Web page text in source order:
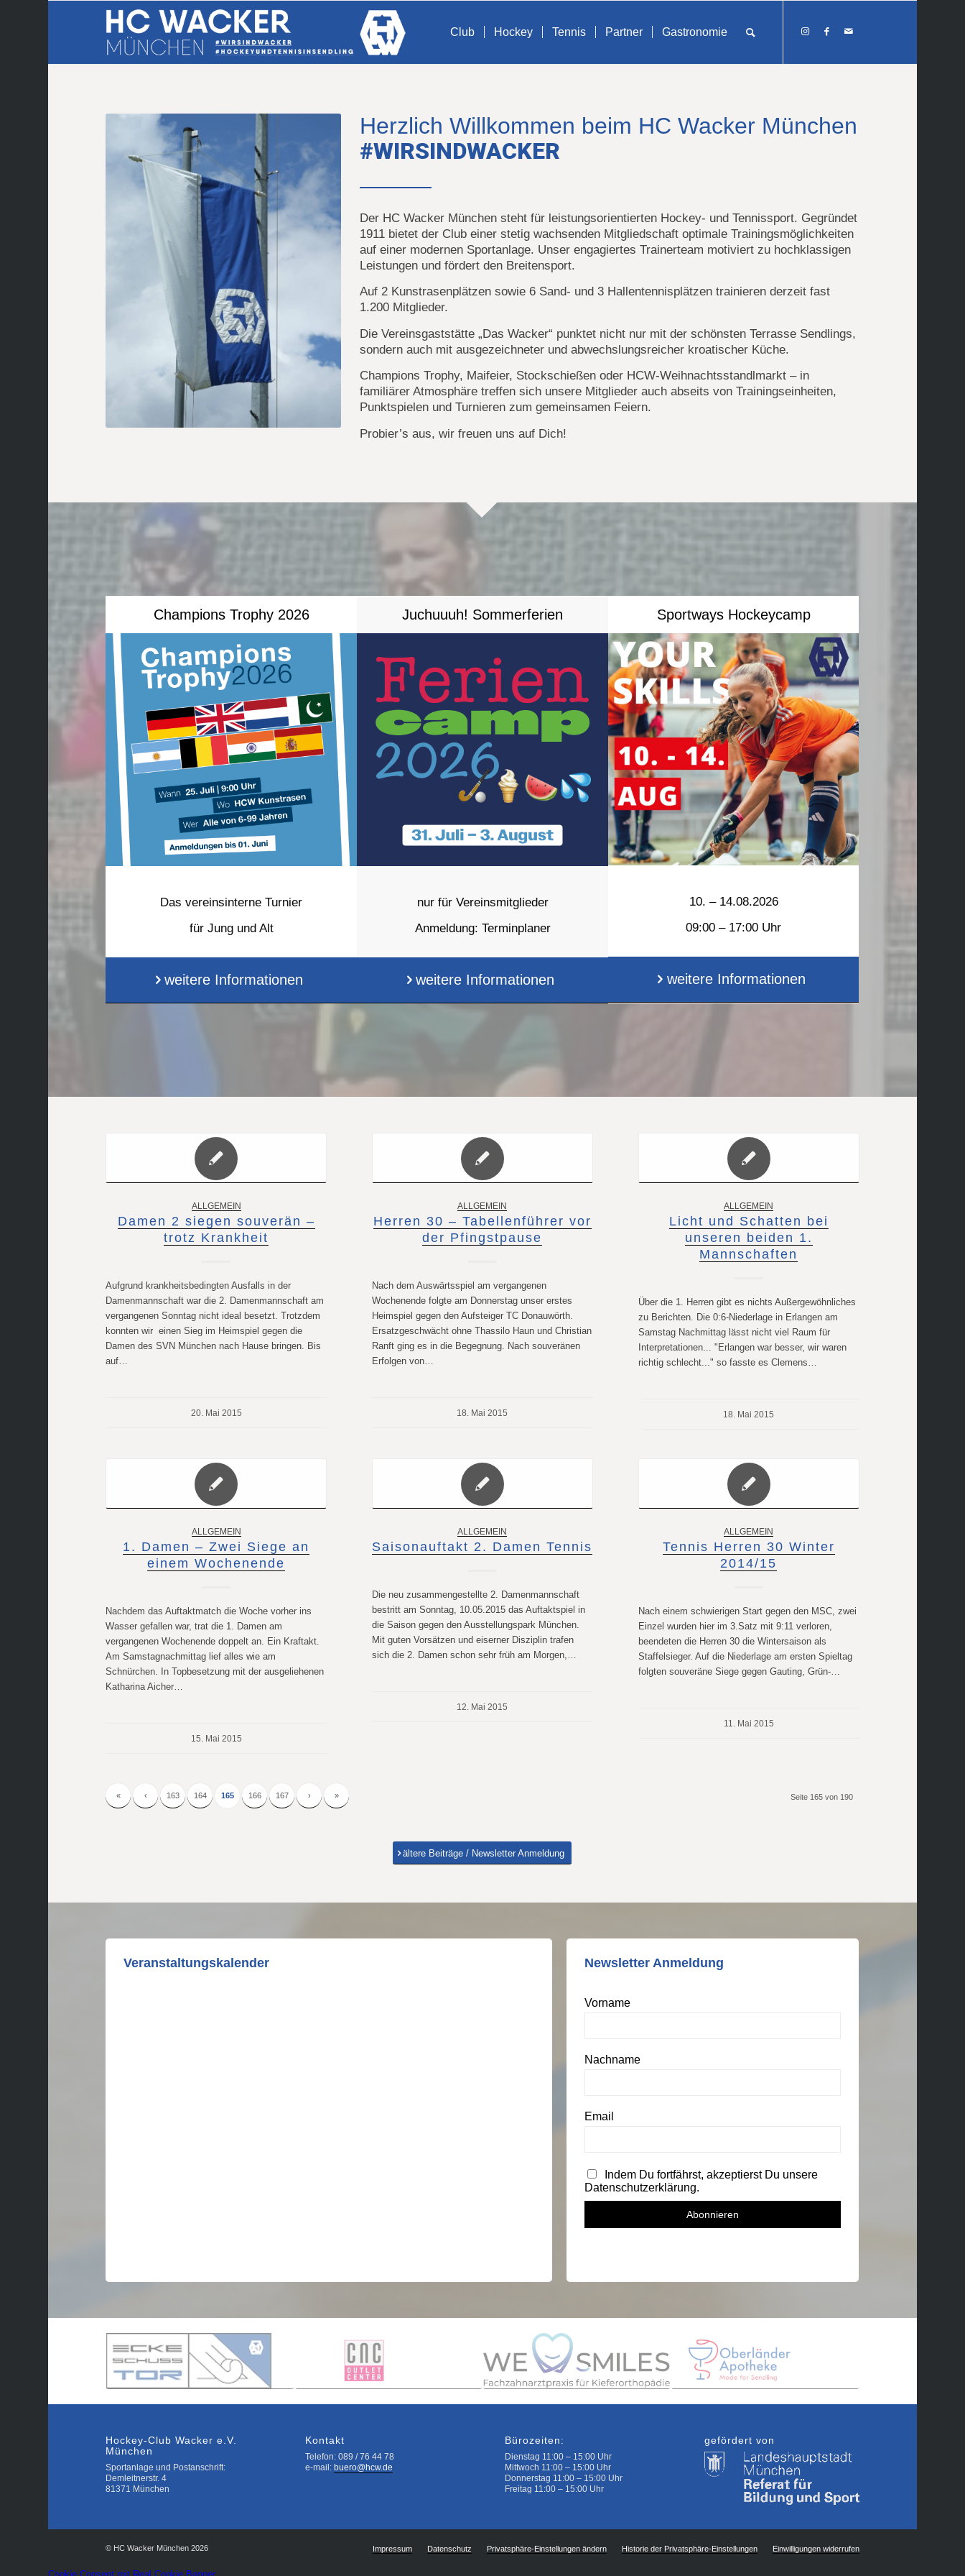
Club Hockey Tennis Partner Gastronomie
Herzlich Willkommen beim HC Wacker München
#HOCKEYUNDTENNISINSENDLING
Der HC Wacker München steht für leistungsorientierten Hockey- und Tennissport. Gegründet
1911 bietet der Club einer stetig wachsenden Mitgliedschaft optimale Trainingsmöglichkeiten
auf einer modernen Sportanlage. Unser engagiertes Trainerteam motiviert zu hochklassigen
Leistungen und fördert den Breitensport.
Auf 2 Kunstrasenplätzen sowie 6 Sand- und 3 Hallentennisplätzen trainieren derzeit fast
1.200 Mitglieder.
Die Vereinsgaststätte „Das Wacker“ punktet nicht nur mit der schönsten Terrasse Sendlings,
sondern auch mit ausgezeichneter und abwechslungsreicher kroatischer Küche.
Champions Trophy, Maifeier, Stockschießen oder HCW-Weihnachtsstandlmarkt – in
familiärer Atmosphäre treffen sich unsere Mitglieder auch abseits von Trainingseinheiten,
Punktspielen und Turnieren zum gemeinsamen Feiern.
Probier’s aus, wir freuen uns auf Dich!
Champions Trophy 2026
Das vereinsinterne Turnier
für Jung und Alt
weitere Informationen
Juchuuuh! Sommerferien
nur für Vereinsmitglieder
Anmeldung: Terminplaner
weitere Informationen
Sportways Hockeycamp
10. – 14.08.2026
09:00 – 17:00 Uhr
weitere Informationen
ALLGEMEIN
Damen 2 siegen souverän –
trotz Krankheit
Aufgrund krankheitsbedingten Ausfalls in der
Damenmannschaft war die 2. Damenmannschaft am
vergangenen Sonntag nicht ideal besetzt. Trotzdem
konnten wir einen Sieg im Heimspiel gegen die
Damen des SVN München nach Hause bringen. Bis
auf…
20. Mai 2015
ALLGEMEIN
Herren 30 – Tabellenführer vor
der Pfingstpause
Nach dem Auswärtsspiel am vergangenen
Wochenende folgte am Donnerstag unser erstes
Heimspiel gegen den Aufsteiger TC Donauwörth.
Ersatzgeschwächt ohne Thassilo Haun und Christian
Ranft ging es in die Begegnung. Nach souveränen
Erfolgen von…
18. Mai 2015
ALLGEMEIN
Licht und Schatten bei
unseren beiden 1.
Mannschaften
Über die 1. Herren gibt es nichts Außergewöhnliches
zu Berichten. Die 0:6-Niederlage in Erlangen am
Samstag Nachmittag lässt nicht viel Raum für
Interpretationen... "Erlangen war besser, wir waren
richtig schlecht..." so fasste es Clemens…
18. Mai 2015
ALLGEMEIN
1. Damen – Zwei Siege an
einem Wochenende
Nachdem das Auftaktmatch die Woche vorher ins
Wasser gefallen war, trat die 1. Damen am
vergangenen Wochenende doppelt an. Ein Kraftakt.
Am Samstagnachmittag lief alles wie am
Schnürchen. In Topbesetzung mit der ausgeliehenen
Katharina Aicher…
15. Mai 2015
ALLGEMEIN
Saisonauftakt 2. Damen Tennis
Die neu zusammengestellte 2. Damenmannschaft
bestritt am Sonntag, 10.05.2015 das Auftaktspiel in
die Saison gegen den Ausstellungspark München.
Mit guten Vorsätzen und eiserner Disziplin trafen
sich die 2. Damen schon sehr früh am Morgen,…
12. Mai 2015
ALLGEMEIN
Tennis Herren 30 Winter
2014/15
Nach einem schwierigen Start gegen den MSC, zwei
Einzel wurden hier im 3.Satz mit 9:11 verloren,
beendeten die Herren 30 die Wintersaison als
Staffelsieger. Auf die Niederlage am ersten Spieltag
folgten souveräne Siege gegen Gauting, Grün-…
11. Mai 2015
Seite 165 von 190
« ‹ 163 164 165 166 167 › »
ältere Beiträge / Newsletter Anmeldung
Veranstaltungskalender Newsletter Anmeldung
Vorname
Nachname
Email
Indem Du fortfährst, akzeptierst Du unsere
Datenschutzerklärung.
Hockey-Club Wacker e.V.
München
Sportanlage und Postanschrift:
Demleitnerstr. 4
81371 München
Kontakt
Telefon: 089 / 76 44 78
e-mail: buero@hcw.de
Bürozeiten:
Dienstag 11:00 – 15:00 Uhr
Mittwoch 11:00 – 15:00 Uhr
Donnerstag 11:00 – 15:00 Uhr
Freitag 11:00 – 15:00 Uhr
gefördert von
© HC Wacker München 2026 Impressum Datenschutz Privatsphäre-Einstellungen ändern Historie der Privatsphäre-Einstellungen Einwilligungen widerrufen